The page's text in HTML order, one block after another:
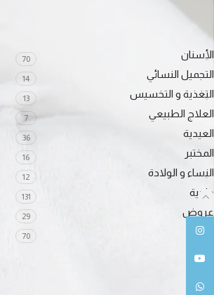
الأسنان 70
التجميل النسائي 14
التغذية و التخسيس 13
العلاج الطبيعي 7
العيدية 36
المختبر 16
النساء و الولادة 12
جلدية 131
عروض 29
ليزر 70
خدمات مقترحه لك